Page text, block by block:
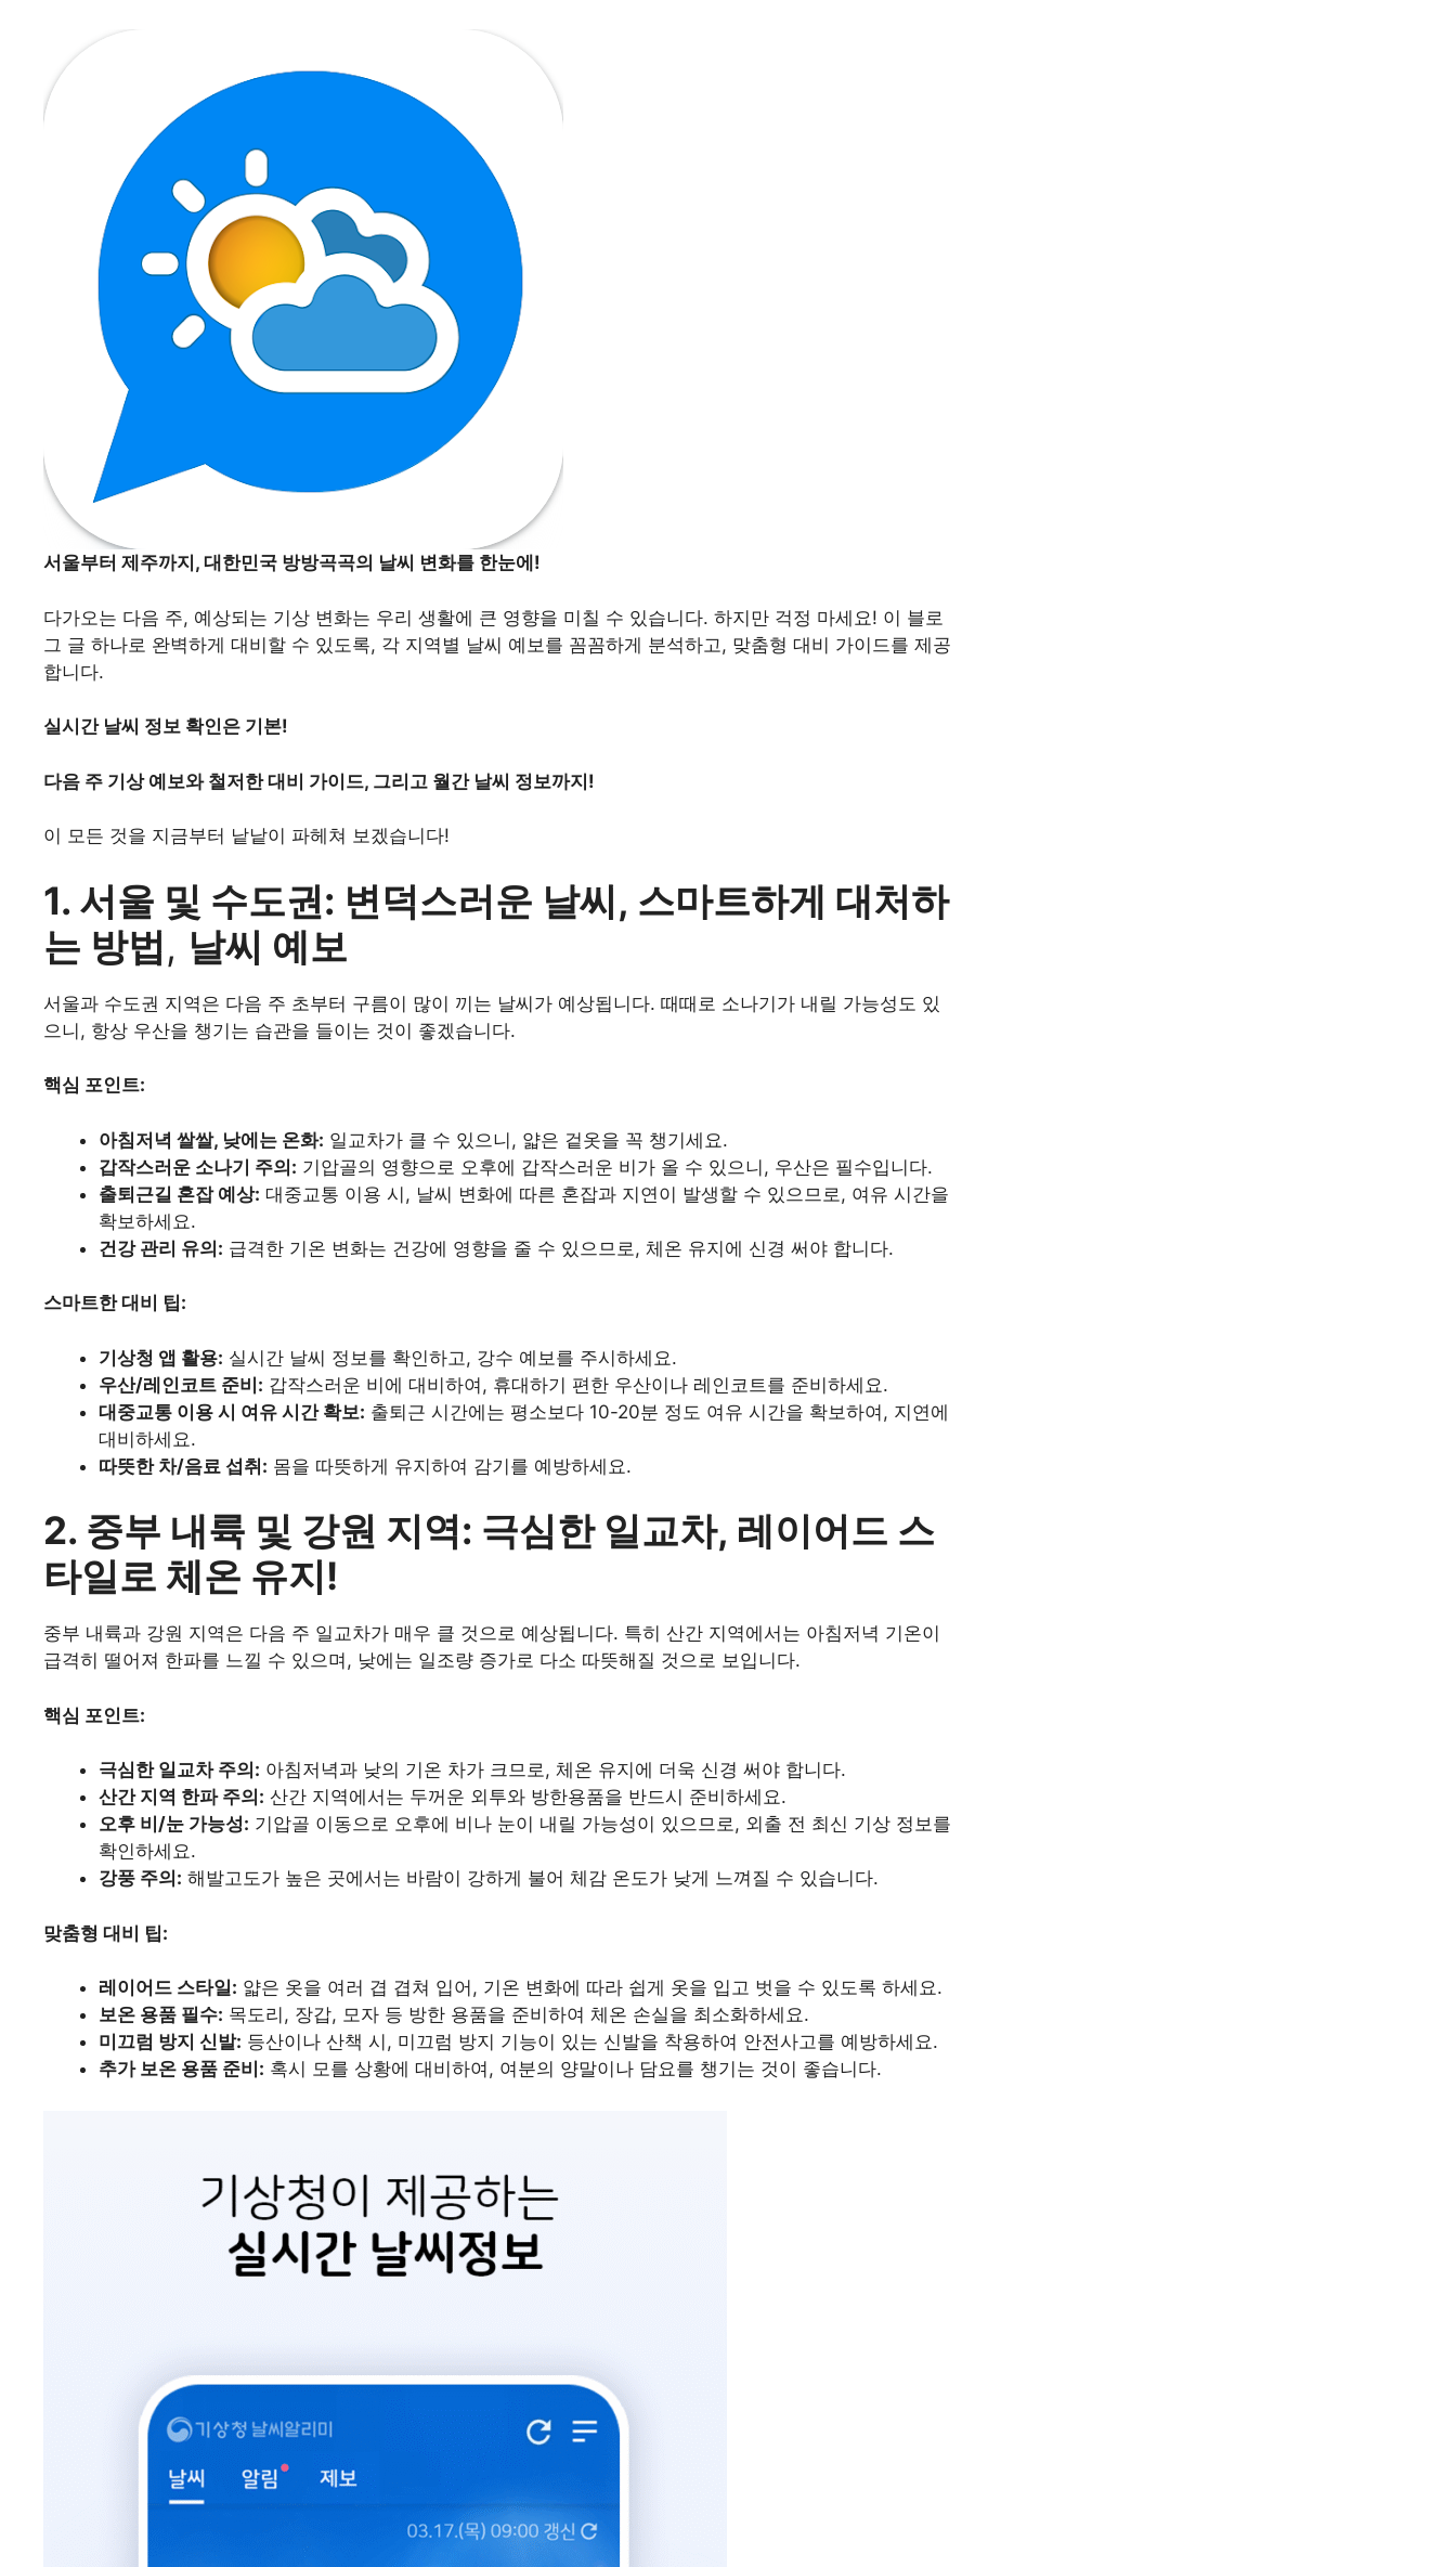
서울부터 제주까지, 대한민국 방방곡곡의 날씨 변화를 한눈에!
다가오는 다음 주, 예상되는 기상 변화는 우리 생활에 큰 영향을 미칠 수 있습니다. 하지만 걱정 마세요! 이 블로
그 글 하나로 완벽하게 대비할 수 있도록, 각 지역별 날씨 예보를 꼼꼼하게 분석하고, 맞춤형 대비 가이드를 제공
합니다.
실시간 날씨 정보 확인은 기본!
다음 주 기상 예보와 철저한 대비 가이드, 그리고 월간 날씨 정보까지!
이 모든 것을 지금부터 낱낱이 파헤쳐 보겠습니다!
1. 서울 및 수도권: 변덕스러운 날씨, 스마트하게 대처하
는 방법, 날씨 예보
서울과 수도권 지역은 다음 주 초부터 구름이 많이 끼는 날씨가 예상됩니다. 때때로 소나기가 내릴 가능성도 있
으니, 항상 우산을 챙기는 습관을 들이는 것이 좋겠습니다.
핵심 포인트:
아침저녁 쌀쌀, 낮에는 온화: 일교차가 클 수 있으니, 얇은 겉옷을 꼭 챙기세요.
갑작스러운 소나기 주의: 기압골의 영향으로 오후에 갑작스러운 비가 올 수 있으니, 우산은 필수입니다.
출퇴근길 혼잡 예상: 대중교통 이용 시, 날씨 변화에 따른 혼잡과 지연이 발생할 수 있으므로, 여유 시간을
확보하세요.
건강 관리 유의: 급격한 기온 변화는 건강에 영향을 줄 수 있으므로, 체온 유지에 신경 써야 합니다.
스마트한 대비 팁:
기상청 앱 활용: 실시간 날씨 정보를 확인하고, 강수 예보를 주시하세요.
우산/레인코트 준비: 갑작스러운 비에 대비하여, 휴대하기 편한 우산이나 레인코트를 준비하세요.
대중교통 이용 시 여유 시간 확보: 출퇴근 시간에는 평소보다 10-20분 정도 여유 시간을 확보하여, 지연에
대비하세요.
따뜻한 차/음료 섭취: 몸을 따뜻하게 유지하여 감기를 예방하세요.
2. 중부 내륙 및 강원 지역: 극심한 일교차, 레이어드 스
타일로 체온 유지!
중부 내륙과 강원 지역은 다음 주 일교차가 매우 클 것으로 예상됩니다. 특히 산간 지역에서는 아침저녁 기온이
급격히 떨어져 한파를 느낄 수 있으며, 낮에는 일조량 증가로 다소 따뜻해질 것으로 보입니다.
핵심 포인트:
극심한 일교차 주의: 아침저녁과 낮의 기온 차가 크므로, 체온 유지에 더욱 신경 써야 합니다.
산간 지역 한파 주의: 산간 지역에서는 두꺼운 외투와 방한용품을 반드시 준비하세요.
오후 비/눈 가능성: 기압골 이동으로 오후에 비나 눈이 내릴 가능성이 있으므로, 외출 전 최신 기상 정보를
확인하세요.
강풍 주의: 해발고도가 높은 곳에서는 바람이 강하게 불어 체감 온도가 낮게 느껴질 수 있습니다.
맞춤형 대비 팁:
레이어드 스타일: 얇은 옷을 여러 겹 겹쳐 입어, 기온 변화에 따라 쉽게 옷을 입고 벗을 수 있도록 하세요.
보온 용품 필수: 목도리, 장갑, 모자 등 방한 용품을 준비하여 체온 손실을 최소화하세요.
미끄럼 방지 신발: 등산이나 산책 시, 미끄럼 방지 기능이 있는 신발을 착용하여 안전사고를 예방하세요.
추가 보온 용품 준비: 혹시 모를 상황에 대비하여, 여분의 양말이나 담요를 챙기는 것이 좋습니다.